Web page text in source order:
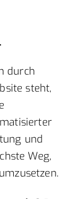
durch
steht,
und
Weg,